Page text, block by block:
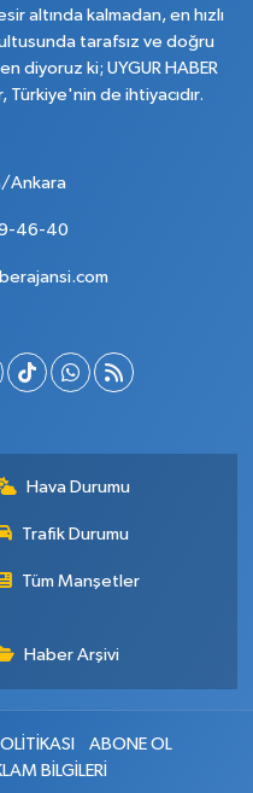
altında kalmadan, en hızlı
tarafsız ve doğru
diyoruz ki; UYGUR HABER
Türkiye'nin de ihtiyacıdır.
Ankara
46-40
Hava Durumu
Trafik Durumu
Tüm Manşetler
Haber Arşivi
ABONE OL
BİLGİLERİ